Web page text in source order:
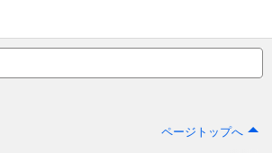
ページトップへ